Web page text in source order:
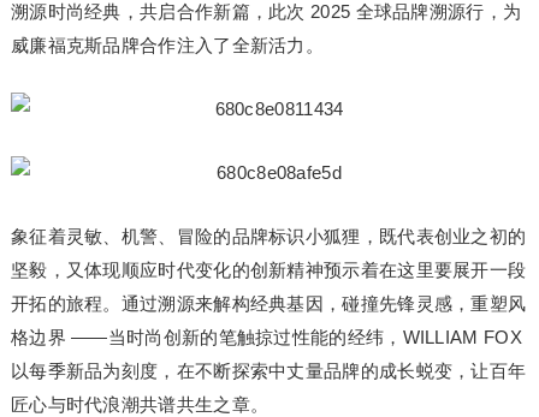
溯源时尚经典，共启合作新篇，此次 2025 全球品牌溯源行，为
威廉福克斯品牌合作注入了全新活力。
象征着灵敏、机警、冒险的品牌标识小狐狸，既代表创业之初的
坚毅，又体现顺应时代变化的创新精神预示着在这里要展开一段
开拓的旅程。通过溯源来解构经典基因，碰撞先锋灵感，重塑风
格边界 ——当时尚创新的笔触掠过性能的经纬，WILLIAM FOX
以每季新品为刻度，在不断探索中丈量品牌的成长蜕变，让百年
匠心与时代浪潮共谱共生之章。